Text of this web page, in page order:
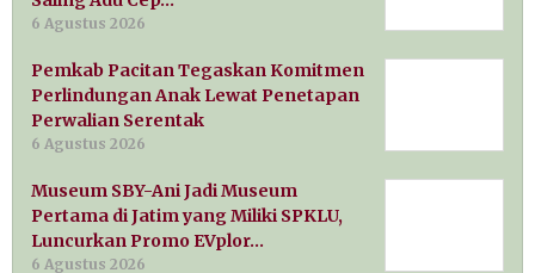
6 Agustus 2026
Pemkab Pacitan Tegaskan Komitmen
Perlindungan Anak Lewat Penetapan
Perwalian Serentak
6 Agustus 2026
Museum SBY-Ani Jadi Museum
Pertama di Jatim yang Miliki SPKLU,
Luncurkan Promo EVplor…
6 Agustus 2026